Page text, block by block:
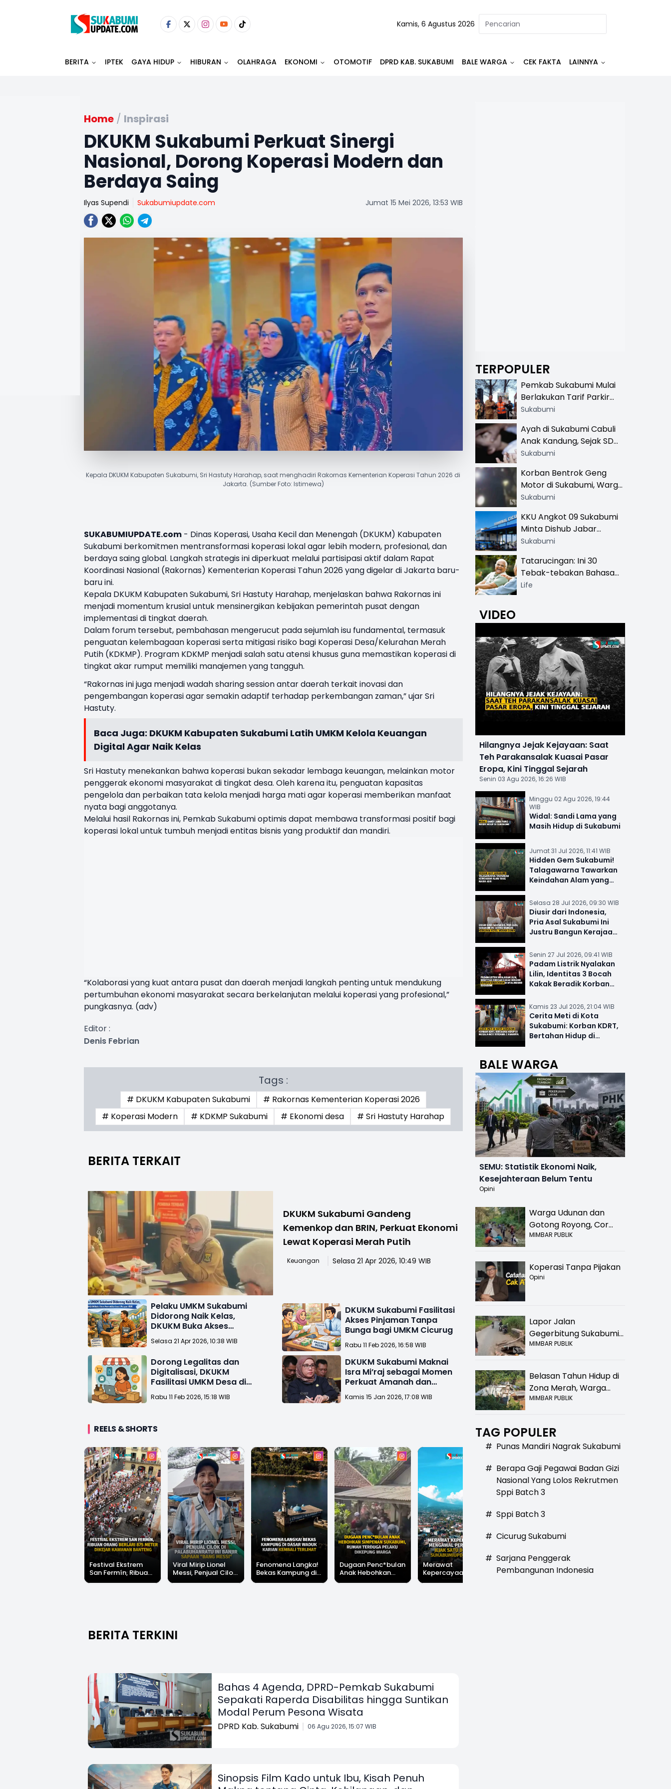
Kamis, 6 Agustus 2026
BERITA IPTEK GAYA HIDUP HIBURAN OLAHRAGA EKONOMI OTOMOTIF DPRD KAB. SUKABUMI BALE WARGA CEK FAKTA LAINNYA
Home / Inspirasi
DKUKM Sukabumi Perkuat Sinergi
Nasional, Dorong Koperasi Modern dan
Berdaya Saing
Ilyas Supendi Sukabumiupdate.com Jumat 15 Mei 2026, 13:53 WIB
Kepala DKUKM Kabupaten Sukabumi, Sri Hastuty Harahap, saat menghadiri Rakornas Kementerian Koperasi Tahun 2026 di
Jakarta. (Sumber Foto: Istimewa)
SUKABUMIUPDATE.com - Dinas Koperasi, Usaha Kecil dan Menengah (DKUKM) Kabupaten
Sukabumi berkomitmen mentransformasi koperasi lokal agar lebih modern, profesional, dan
berdaya saing global. Langkah strategis ini diperkuat melalui partisipasi aktif dalam Rapat
Koordinasi Nasional (Rakornas) Kementerian Koperasi Tahun 2026 yang digelar di Jakarta baru-
baru ini.
Kepala DKUKM Kabupaten Sukabumi,Sri Hastuty Harahap, menjelaskan bahwa Rakornas ini
menjadi momentum krusial untuk mensinergikan kebijakan pemerintah pusat dengan
implementasi di tingkat daerah.
Dalam forum tersebut, pembahasan mengerucut pada sejumlah isu fundamental, termasuk
penguatan kelembagaan koperasi serta mitigasi risiko bagi Koperasi Desa/Kelurahan Merah
Putih (KDKMP). Program KDKMP menjadi salah satu atensi khusus guna memastikan koperasi di
tingkat akar rumput memiliki manajemen yang tangguh.
“Rakornas ini juga menjadi wadah sharing session antar daerah terkait inovasi dan
pengembangan koperasi agar semakin adaptif terhadap perkembangan zaman,” ujar Sri
Hastuty.
Baca Juga: DKUKM Kabupaten Sukabumi Latih UMKM Kelola Keuangan
Digital Agar Naik Kelas
Sri Hastuty menekankan bahwa koperasi bukan sekadar lembaga keuangan, melainkan motor
penggerak ekonomi masyarakat di tingkat desa. Oleh karena itu, penguatan kapasitas
pengelola dan perbaikan tata kelola menjadi harga mati agar koperasi memberikan manfaat
nyata bagi anggotanya.
Melalui hasil Rakornas ini, Pemkab Sukabumi optimis dapat membawa transformasi positif bagi
koperasi lokal untuk tumbuh menjadi entitas bisnis yang produktif dan mandiri.
“Kolaborasi yang kuat antara pusat dan daerah menjadi langkah penting untuk mendukung
pertumbuhan ekonomi masyarakat secara berkelanjutan melalui koperasi yang profesional,”
pungkasnya. (adv)
Editor :
Denis Febrian
Tags :
# DKUKM Kabupaten Sukabumi
# Rakornas Kementerian Koperasi 2026
# Koperasi Modern
# KDKMP Sukabumi # Ekonomi desa # Sri Hastuty Harahap
BERITA TERKAIT
DKUKM Sukabumi Gandeng
Kemenkop dan BRIN, Perkuat Ekonomi
Lewat Koperasi Merah Putih
Keuangan Selasa 21 Apr 2026, 10:49 WIB
Pelaku UMKM Sukabumi
Didorong Naik Kelas,
DKUKM Buka Akses
Permodalan Lewat
Program KUR
Selasa 21 Apr 2026, 10:38 WIB
DKUKM Sukabumi Fasilitasi
Akses Pinjaman Tanpa
Bunga bagi UMKM Cicurug
Rabu 11 Feb 2026, 16:58 WIB
Dorong Legalitas dan
Digitalisasi, DKUKM
Fasilitasi UMKM Desa di
Cicurug
Rabu 11 Feb 2026, 15:18 WIB
DKUKM Sukabumi Maknai
Isra Mi’raj sebagai Momen
Perkuat Amanah dan
Integritas Berdayakan
UMKM
Kamis 15 Jan 2026, 17:08 WIB
REELS & SHORTS
Festival Ekstrem
San Fermín, Ribuan
Orang Berlari 875
Viral Mirip Lionel
Messi, Penjual Cilok
di Palabuhanratu Ini
Fenomena Langka!
Bekas Kampung di
Dasar Waduk Karian
Dugaan Penc*bulan
Anak Hebohkan
Simpenan
Merawat
Kepercayaan,
Mengawal
Hilangnya Jejak
Kejayaan: Saat Teh
yang Masih Hidup di
BERITA TERKINI
Bahas 4 Agenda, DPRD-Pemkab Sukabumi
Sepakati Raperda Disabilitas hingga Suntikan
Modal Perum Pesona Wisata
DPRD Kab. Sukabumi 06 Agu 2026, 15:07 WIB
Sinopsis Film Kado untuk Ibu, Kisah Penuh
TERPOPULER
Pemkab Sukabumi Mulai
Berlakukan Tarif Parkir
Resmi di 13 Lokasi Wisata,
Khusus
Sukabumi
Ayah di Sukabumi Cabuli
Anak Kandung, Sejak SD
Hingga SMA
Sukabumi
Korban Bentrok Geng
Motor di Sukabumi, Warga
dan Sopir Tangki
Sukabumi
KKU Angkot 09 Sukabumi
Minta Dishub Jabar
Tertibkan Trayek Ciawi-
Narik
Sukabumi
Tatarucingan: Ini 30
Tebak-tebakan Bahasa
Sunda yang Sangat
Life
VIDEO
Hilangnya Jejak Kejayaan: Saat
Teh Parakansalak Kuasai Pasar
Eropa, Kini Tinggal Sejarah
Senin 03 Agu 2026, 16:26 WIB
Minggu 02 Agu 2026, 19:44
WIB
Widal: Sandi Lama yang
Masih Hidup di Sukabumi
Jumat 31 Jul 2026, 11:41 WIB
Hidden Gem Sukabumi!
Talagawarna Tawarkan
Keindahan Alam yang
Selasa 28 Jul 2026, 09:30 WIB
Diusir dari Indonesia,
Pria Asal Sukabumi Ini
Justru Bangun Kerajaan
Senin 27 Jul 2026, 09:41 WIB
Padam Listrik Nyalakan
Lilin, Identitas 3 Bocah
Kakak Beradik Korban
Kamis 23 Jul 2026, 21:04 WIB
Cerita Meti di Kota
Sukabumi: Korban KDRT,
Bertahan Hidup di
BALE WARGA
SEMU: Statistik Ekonomi Naik,
Kesejahteraan Belum Tentu
Opini
Warga Udunan dan
Gotong Royong, Cor
Jalan Hancur di
MIMBAR PUBLIK
Koperasi Tanpa Pijakan
Opini
Lapor Jalan
Gegerbitung Sukabumi
Bolong! Bahaya Bagi
MIMBAR PUBLIK
Belasan Tahun Hidup di
Zona Merah, Warga
Kampung Nangewer
Relokasi
MIMBAR PUBLIK
TAG POPULER
# Punas Mandiri Nagrak Sukabumi
# Berapa Gaji Pegawai Badan Gizi
Nasional Yang Lolos Rekrutmen
Sppi Batch 3
# Sppi Batch 3
# Cicurug Sukabumi
# Sarjana Penggerak
Pembangunan Indonesia